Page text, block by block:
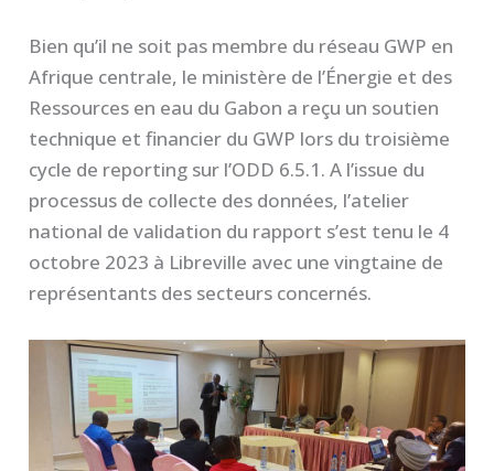
Bien qu’il ne soit pas membre du réseau GWP en
Afrique centrale, le ministère de l’Énergie et des
Ressources en eau du Gabon a reçu un soutien
technique et financier du GWP lors du troisième
cycle de reporting sur l’ODD 6.5.1. A l’issue du
processus de collecte des données, l’atelier
national de validation du rapport s’est tenu le 4
octobre 2023 à Libreville avec une vingtaine de
représentants des secteurs concernés.